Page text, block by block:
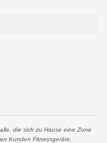
die sich zu Hause eine Zone
Kunden Fitnessgeräte,